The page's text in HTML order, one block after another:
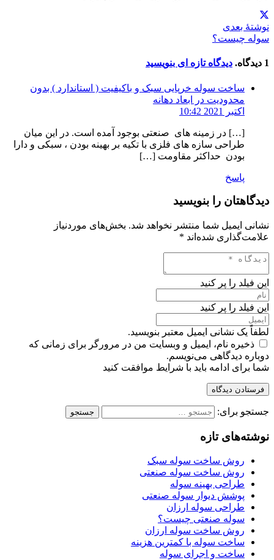
نوشتهٔ بعدی
سوله چیست؟
1 دیدگاه. دیدگاه تازه ای بنویسید
ساخت سوله خرپایی سبک و باکیفیت ( استاندارد ) بدون
محدودیت در ابعاد دهانه
اکتبر 2021 10:42
[…] در زمینه های صنعتی بوجود آمده است. در این میان
طراحی سازه های فلزی با تکیه بر بهینه بودن ، سبکی و دارا
بودن حداکثر مقاومت […]
پاسخ
دیدگاهتان را بنویسید
نشانی ایمیل شما منتشر نخواهد شد. بخش‌های موردنیاز
علامت‌گذاری شده‌اند *
این فیلد را پر کنید
این فیلد را پر کنید
لطفاً یک نشانی ایمیل معتبر بنویسید.
ذخیره نام، ایمیل و وبسایت من در مرورگر برای زمانی که
دوباره دیدگاهی می‌نویسم.
شما برای ادامه باید با شرایط موافقت کنید
فرستادن دیدگاه
جستجو برای:
نوشته‌های تازه
روش ساخت سوله سبک
روش ساخت سوله صنعتی
طراحی بهینه سوله
پوشش دیوار سوله صنعتی
طراحی سوله ارزان
سوله صنعتی چیست؟
روش ساخت سوله ارزان
ساخت سوله با کمترین هزینه
ساخت و اجرای سوله